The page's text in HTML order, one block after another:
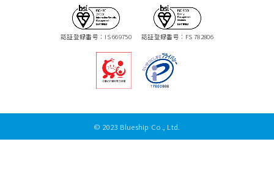
認証登録番号：IS 669750 認証登録番号：FS 782806
© 2023 Blueship Co., Ltd.